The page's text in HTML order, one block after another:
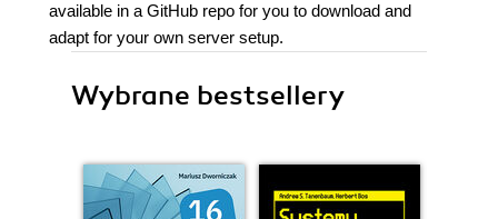
available in a GitHub repo for you to download and
adapt for your own server setup.
Wybrane bestsellery